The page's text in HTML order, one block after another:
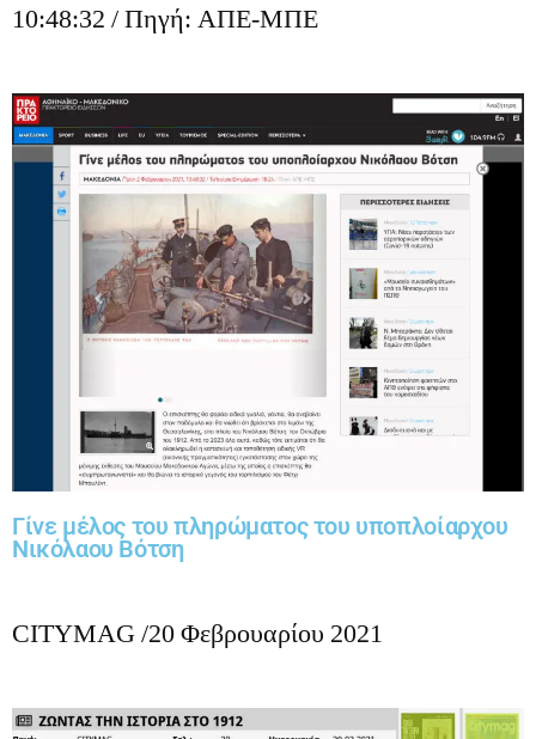
10:48:32 / Πηγή: ΑΠΕ-ΜΠΕ
Γίνε μέλος του πληρώματος του υποπλοίαρχου
Νικόλαου Βότση
CITYMAG /20 Φεβρουαρίου 2021